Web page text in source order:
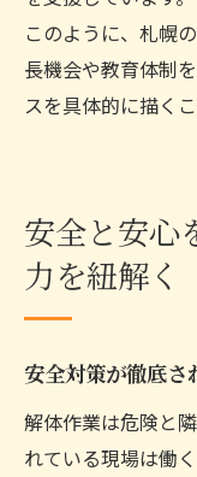
このように、札幌
長機会や教育体制
スを具体的に描く
安全と安心
力を紐解く
安全対策が徹底さ
解体作業は危険と
れている現場は働